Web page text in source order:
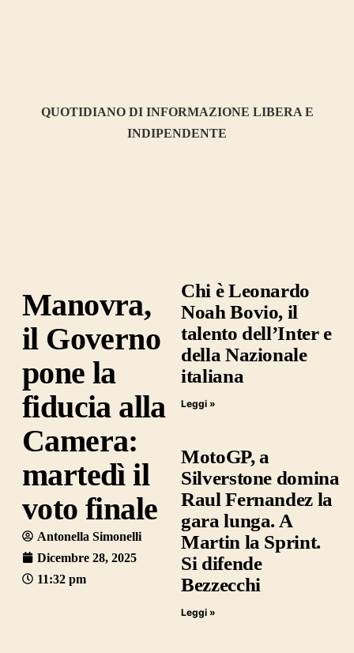
QUOTIDIANO DI INFORMAZIONE LIBERA E
INDIPENDENTE
Manovra,
il Governo
pone la
fiducia alla
Camera:
martedì il
voto finale
Antonella Simonelli
Dicembre 28, 2025
11:32 pm
Chi è Leonardo
Noah Bovio, il
talento dell’Inter e
della Nazionale
italiana
Leggi »
MotoGP, a
Silverstone domina
Raul Fernandez la
gara lunga. A
Martin la Sprint.
Si difende
Bezzecchi
Leggi »